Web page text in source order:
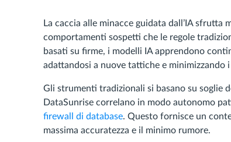
La caccia alle minacce guidata dall’IA
comportamenti sospetti che le regole
basati su firme, i modelli IA apprendono
adattandosi a nuove tattiche e minimizzando
Gli strumenti tradizionali si basano su soglie
DataSunrise correlano in modo autonomo
firewall di database. Questo fornisce un
massima accuratezza e il minimo rumore.